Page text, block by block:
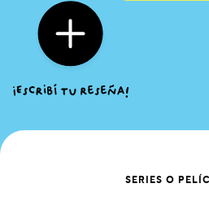
SERIES O